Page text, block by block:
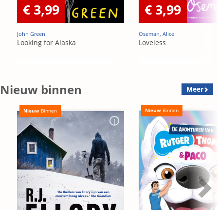
€ 3,99
John Green
Looking for Alaska
€ 3,99
Oseman, Alice
Loveless
Nieuw binnen Meer
Nieuw Binnen Nieuw Binnen